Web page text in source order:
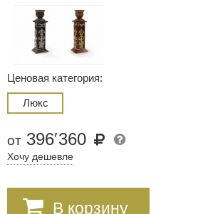
Ценовая категория:
Люкс
от 396′360
Хочу дешевле
В корзину